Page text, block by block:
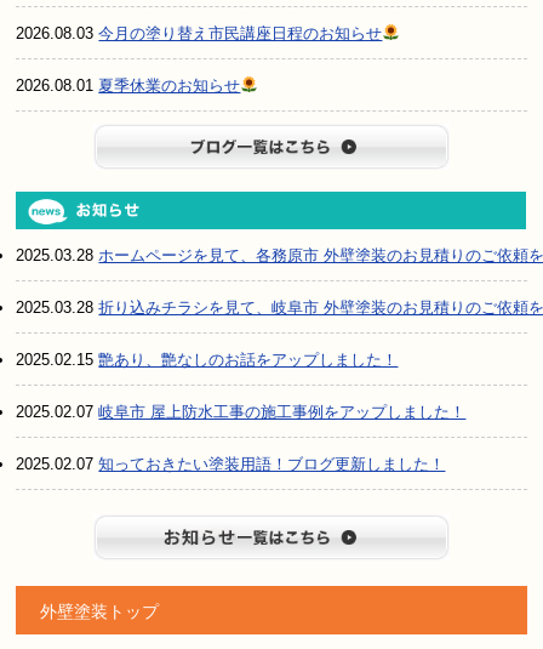
2026.08.03今月の塗り替え市民講座日程のお知らせ
2026.08.01 夏季休業のお知らせ
2025.03.28ホームページを見て、各務原市 外壁塗装のお見積りのご依頼
2025.03.28折り込みチラシを見て、岐阜市 外壁塗装のお見積りのご依頼
2025.02.15艶あり、艶なしのお話をアップしました！
2025.02.07岐阜市 屋上防水工事の施工事例をアップしました！
2025.02.07知っておきたい塗装用語！ブログ更新しました！
外壁塗装トップ